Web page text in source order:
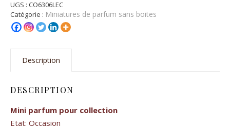
UGS : CO6306LEC
Catégorie : Miniatures de parfum sans boites
Description
DESCRIPTION
Mini parfum pour collection
Etat: Occasion